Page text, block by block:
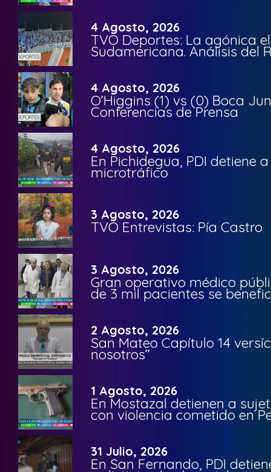
4 Agosto, 2026
TVO Deportes: La agónica
Sudamericana. Análisis del
4 Agosto, 2026
O’Higgins (1) vs (0) Boca
Conferencias de Prensa
4 Agosto, 2026
En Pichidegua, PDI detiene
microtráfico
3 Agosto, 2026
TVO Entrevistas: Pía Castro
3 Agosto, 2026
Gran operativo médico
de 3 mil pacientes se
2 Agosto, 2026
San Mateo Capítulo 14
nosotros”
1 Agosto, 2026
En Mostazal detienen a
con violencia cometido en
31 Julio, 2026
En San Fernando, PDI